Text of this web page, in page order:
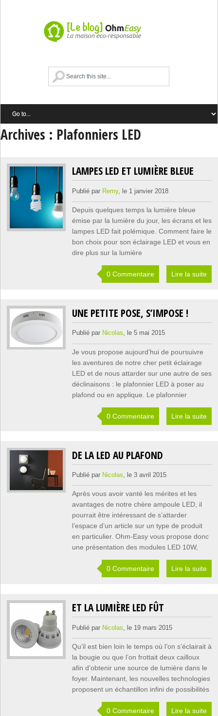
Archives : Plafonniers LED
LAMPES LED ET LUMIÈRE BLEUE
Publié par Remy, le 1 janvier 2018
Depuis quelques temps la lumière bleue
émise par la lumière du jour, les écrans et les
lampes LED fait polémique. Comment faire le
bon choix pour son éclairage LED et vous en
dire plus sur la lumière
0 Commentaire Lire la suite
UNE PETITE POSE, S’IMPOSE !
Publié par Nicolas, le 5 mai 2015
Je vous propose aujourd’hui de poursuivre
les aventures de notre cher petit éclairage
LED et de nous attarder sur une autre de ses
déclinaisons : le plafonnier LED à poser au
plafond ou en applique. Le plafonnier
0 Commentaire Lire la suite
DE LA LED AU PLAFOND
Publié par Nicolas , le 3 avril 2015
Après vous avoir vanté les mérites et les
avantages de notre chère ampoule LED, il
pourrait être intéressant de s’attarder
l’espace d’un article sur un type de produit
en particulier. Ohm-Easy vous propose donc
une présentation des modules LED 10W,
0 Commentaire Lire la suite
ET LA LUMIÈRE LED FÛT
Publié par Nicolas , le 19 mars 2015
Qu’il est bien loin le temps où l’on s’éclairait à
la bougie ou que l’on frottait deux cailloux
afin d’obtenir une source de lumière dans le
foyer. Maintenant, les nouvelles technologies
proposent un échantillon infini de possibilités
0 Commentaire Lire la suite